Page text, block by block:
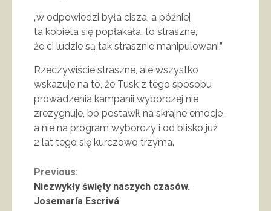
„w odpowiedzi była cisza, a później
ta kobieta się popłakała, to straszne,
że ci ludzie są tak strasznie manipulowani.”
Rzeczywiście straszne, ale wszystko
wskazuje na to, że Tusk z tego sposobu
prowadzenia kampanii wyborczej nie
zrezygnuje, bo postawił na skrajne emocje ,
a nie na program wyborczy i od blisko już
2 lat tego się kurczowo trzyma.
Continue
Reading
Previous:
Niezwykły święty naszych czasów.
Josemaría Escrivá